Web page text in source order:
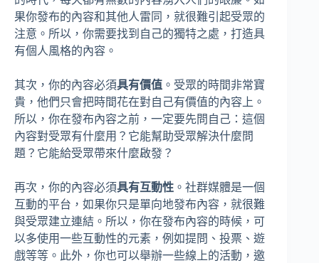
果你發布的內容和其他人雷同，就很難引起受眾的
注意。所以，你需要找到自己的獨特之處，打造具
有個人風格的內容。
其次，你的內容必須具有價值 。受眾的時間非常寶
貴，他們只會把時間花在對自己有價值的內容上。
所以，你在發布內容之前，一定要先問自己：這個
內容對受眾有什麼用？它能幫助受眾解決什麼問
題？它能給受眾帶來什麼啟發？
再次，你的內容必須具有互動性 。社群媒體是一個
互動的平台，如果你只是單向地發布內容，就很難
與受眾建立連結。所以，你在發布內容的時候，可
以多使用一些互動性的元素，例如提問、投票、遊
戲等等。此外，你也可以舉辦一些線上的活動，邀